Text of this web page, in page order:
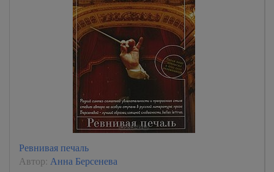
Ревнивая печаль
Автор: Анна Берсенева